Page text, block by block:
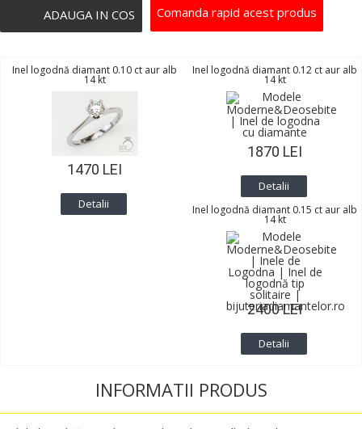
Comanda rapid acest produs
Inel logodnă diamant 0.10 ct aur alb
14 kt
1470 LEI
Detalii
Inel logodnă diamant 0.12 ct aur alb
14 kt
1870 LEI
Detalii
Inel logodnă diamant 0.15 ct aur alb
14 kt
2400 LEI
Detalii
INFORMATII PRODUS